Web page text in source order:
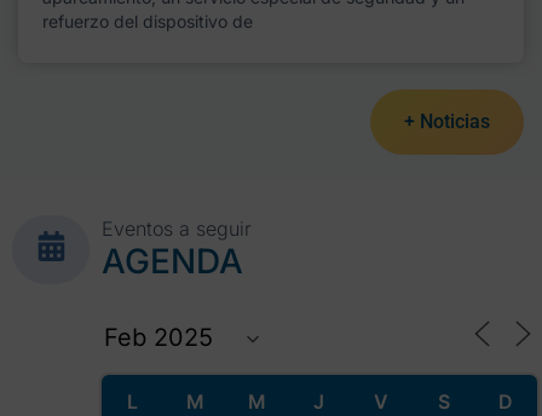
refuerzo del dispositivo de
+ Noticias
Eventos a seguir
AGENDA
L M M J V S D